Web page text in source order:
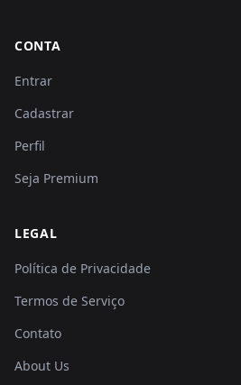
CONTA
Entrar
Cadastrar
Perfil
Seja Premium
LEGAL
Política de Privacidade
Termos de Serviço
Contato
About Us